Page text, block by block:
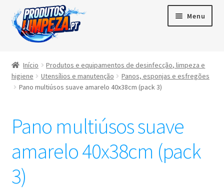
Menu
Produtos
Início
Produtos e equipamentos de desinfecção, limpeza e
higiene
Utensílios e manutenção
Panos, esponjas e esfregões
Pano multiúsos suave amarelo 40x38cm (pack 3)
Pano multiúsos suave
amarelo 40x38cm (pack
3)